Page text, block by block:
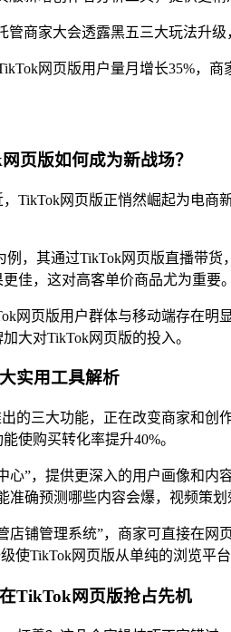
管商家大会透露黑五三大玩法升
网页版用户量月增长35%，商
页版如何成为新战场？
TikTok网页版正悄然崛起为电商
例，其通过TikTok网页版直播带
佳，这对高客单价商品尤为重要
网页版用户群体与移动端存在明
大对TikTok网页版的投入。
实用工具解析
的三大功能，正在改变商家和创
使购买转化率提升40%。
心”，提供更深入的用户画像和内
准确预测哪些内容会爆，视频策
店铺管理系统”，商家可直接在
使TikTok网页版从单纯的浏览平
TikTok网页版抢占先机